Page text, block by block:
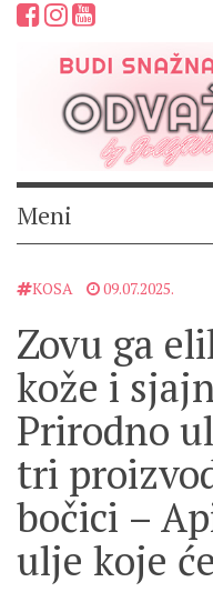
Meni
KOSA 09.07.2025.
Zovu ga
kože i
Prirodno
tri
bočici –
ulje koje